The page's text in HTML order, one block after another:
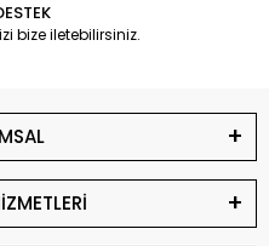
bize iletebilirsiniz.